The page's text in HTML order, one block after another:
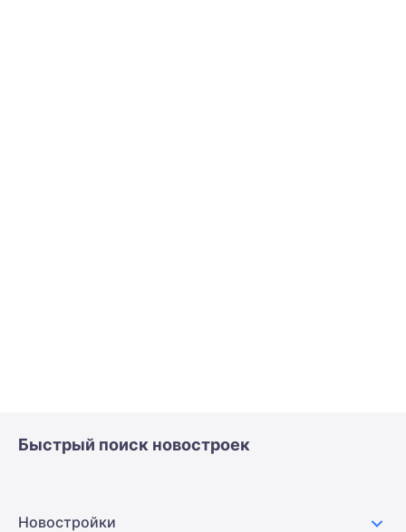
Быстрый поиск новостроек
Новостройки